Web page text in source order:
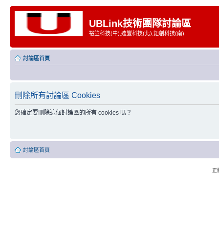
UBLink技術團隊討論區
裕笠科技(中),遠豐科技(北),鉅創科技(南)
討論區首頁
刪除所有討論區 Cookies
您確定要刪除這個討論區的所有 cookies 嗎？
討論區首頁
正